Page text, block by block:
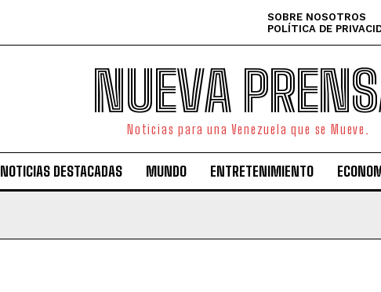
SOBRE NOSOTROS
POLÍTICA DE
NUEVA
Noticias para una Venezuela que se Mueve.
NOTICIAS DESTACADAS MUNDO ENTRETENIMIENTO